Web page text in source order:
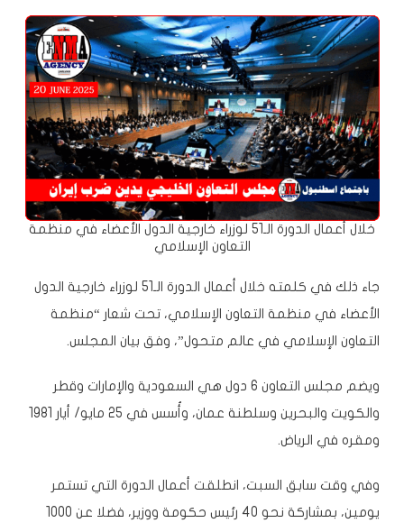
خلال أعمال الدورة الـ51 لوزراء خارجية الدول الأعضاء في منظمة
التعاون الإسلامي
جاء ذلك في كلمته خلال أعمال الدورة الـ51 لوزراء خارجية الدول
الأعضاء في منظمة التعاون الإسلامي، تحت شعار “منظمة
التعاون الإسلامي في عالم متحول”، وفق بيان المجلس.
ويضم مجلس التعاون 6 دول هي السعودية والإمارات وقطر
والكويت والبحرين وسلطنة عمان، وأُسس في 25 مايو/ أيار 1981
ومقره في الرياض.
وفي وقت سابق السبت، انطلقت أعمال الدورة التي تستمر
يومين، بمشاركة نحو 40 رئيس حكومة ووزير، فضلا عن 1000